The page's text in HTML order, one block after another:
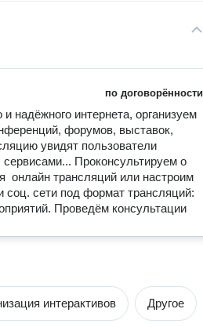
по договорённости
надёжного интернета, организуем
форумов, выставок,
увидят пользователи
Проконсультируем о
онлайн трансляций или настроим
сети под формат трансляций:
Проведём консультации
интерактивов Другое